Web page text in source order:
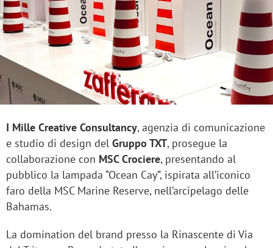
I Mille Creative Consultancy, agenzia di comunicazione
e studio di design del Gruppo TXT, prosegue la
collaborazione con MSC Crociere, presentando al
pubblico la lampada “Ocean Cay”, ispirata all’iconico
faro della MSC Marine Reserve, nell’arcipelago delle
Bahamas.
La domination del brand presso la Rinascente di Via